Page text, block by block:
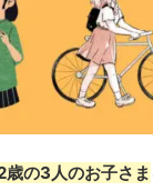
の3人のお子さま